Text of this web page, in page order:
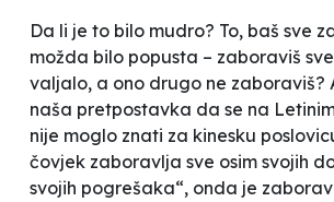
Da li je to bilo mudro? To, baš sve
možda bilo popusta – zaboraviš
valjalo, a ono drugo ne zaboraviš?
naša pretpostavka da se na
nije moglo znati za kinesku
čovjek zaboravlja sve osim svojih
svojih pogrešaka“, onda je